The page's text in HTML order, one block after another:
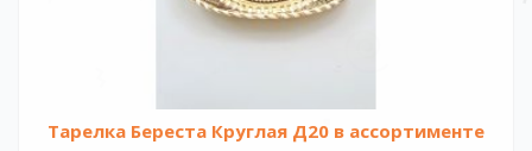
Тарелка Береста Круглая Д20 в ассортименте